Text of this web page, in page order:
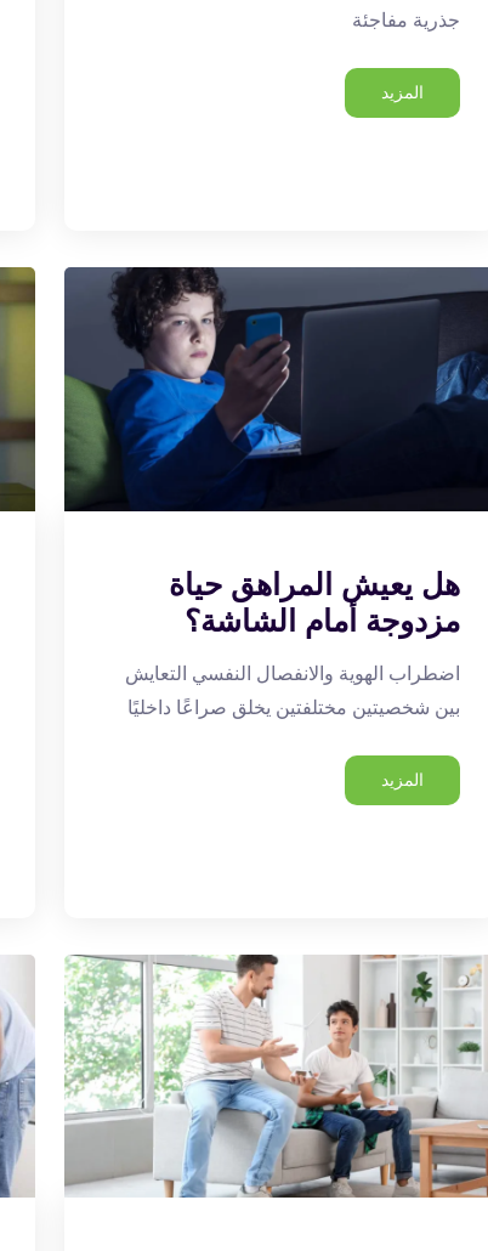
جذرية مفاجئة
المزيد
هل يعيش المراهق حياة
مزدوجة أمام الشاشة؟
اضطراب الهوية والانفصال النفسي التعايش
بين شخصيتين مختلفتين يخلق صراعًا داخليًا
المزيد